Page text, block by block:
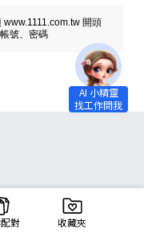
開頭
號、密碼
對 收藏夾